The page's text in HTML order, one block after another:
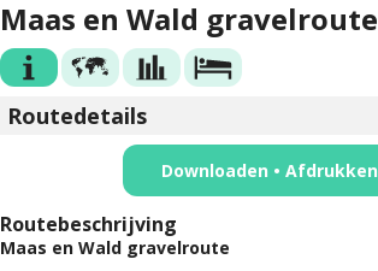
Maas en Wald gravelroute
Routedetails
Downloaden • Afdrukken
Routebeschrijving
Maas en Wald gravelroute